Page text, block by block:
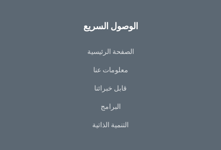
الوصول السريع
الصفحة الرئيسية
معلومات عنا
قابل خبرائنا
البرامج
التنمية الذاتية